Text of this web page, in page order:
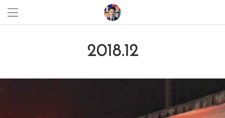
2018.12